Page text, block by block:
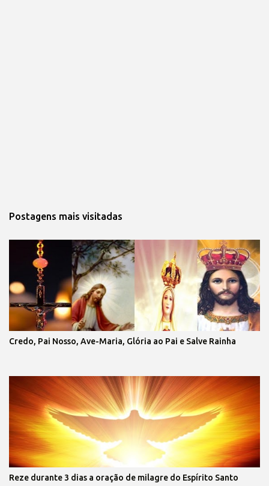
Postagens mais visitadas
Credo, Pai Nosso, Ave-Maria, Glória ao Pai e Salve Rainha
Reze durante 3 dias a oração de milagre do Espírito Santo